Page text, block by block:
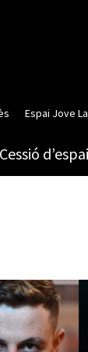
Espai Jove
Cessió